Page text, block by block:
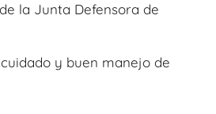
la Junta Defensora de
y buen manejo de